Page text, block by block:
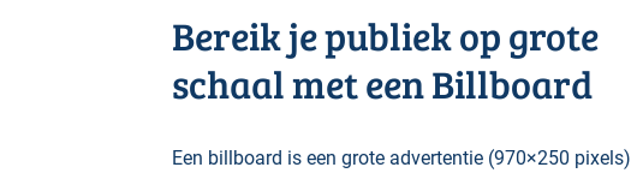
Bereik je publiek op grote
schaal met een Billboard
Een billboard is een grote advertentie (970×250 pixels)